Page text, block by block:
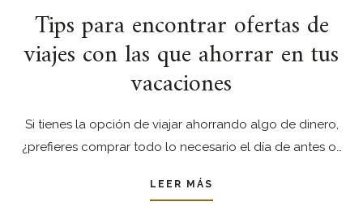
Tips para encontrar ofertas de
viajes con las que ahorrar en tus
vacaciones
Si tienes la opción de viajar ahorrando algo de dinero,
¿prefieres comprar todo lo necesario el día de antes o…
LEER MÁS